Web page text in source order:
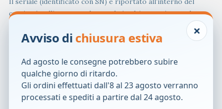
cuscino intelligente e sul manuale in ultima pagina e sul
Come posso eliminare un cuscino intelligente?
All’interno del profilo, con “Rimuovi”, si cancellano
definitivamente le impostazioni e il cuscino intelligente
relativo al profilo viene eliminato dalla APP. Per riutilizzare
il cuscino intelligente eliminato sarà necessario eseguire una
nuova associazione e la creazione di un nuovo profilo.
×
Avviso di chiusura estiva
Ad agosto le consegne potrebbero subire
qualche giorno di ritardo.
Gli ordini effettuati dall'8 al 23 agosto verranno
processati e spediti a partire dal 24 agosto.